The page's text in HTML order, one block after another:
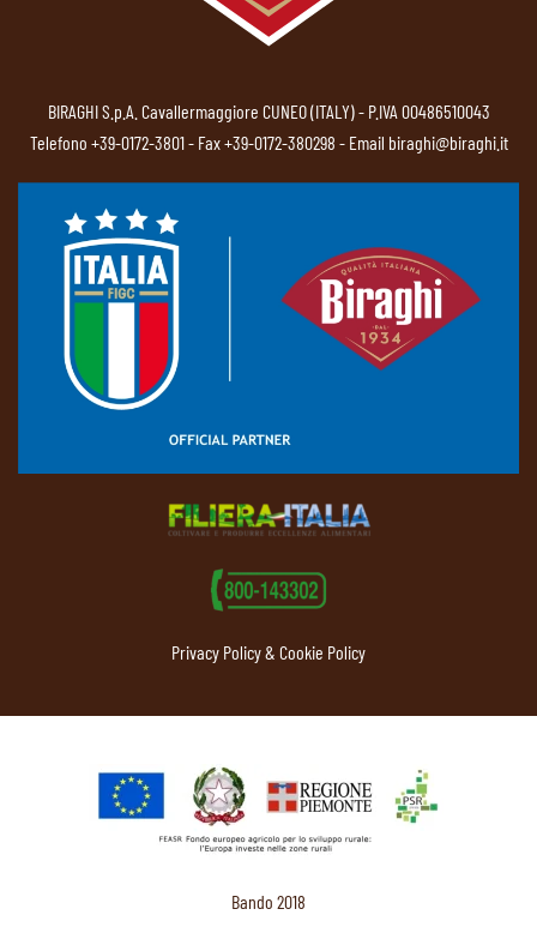
BIRAGHI S.p.A. Cavallermaggiore CUNEO (ITALY) - P.IVA 00486510043
Telefono +39-0172-3801- Fax +39-0172-380298 - Email biraghi@biraghi.it
Privacy Policy & Cookie Policy
Bando 2018